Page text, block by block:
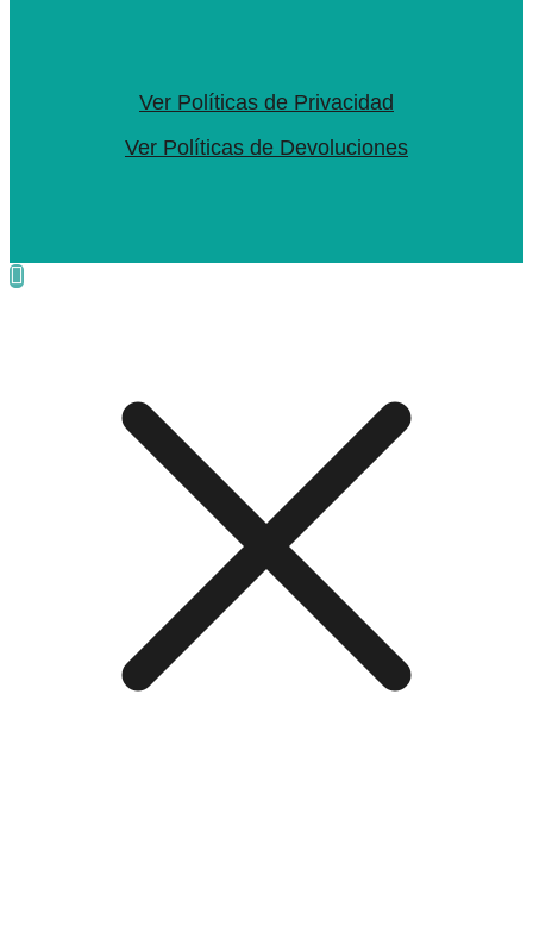
Ver Políticas de Privacidad
Ver Políticas de Devoluciones